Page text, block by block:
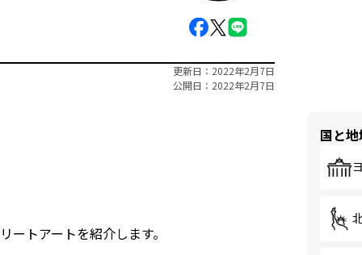
更新日
2022年2月7日
公開日
2022年2月7日
トアートを紹介します。
国と